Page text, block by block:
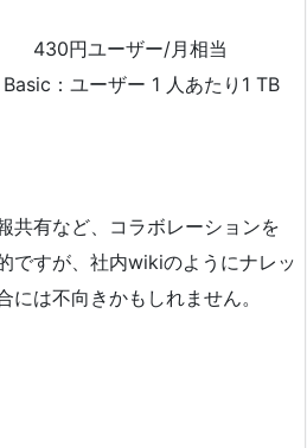
ー/月相当
：ユーザー 1 人あたり1 TB
共有など、コラボレーションを
ですが、社内wikiのようにナレッ
には不向きかもしれません。